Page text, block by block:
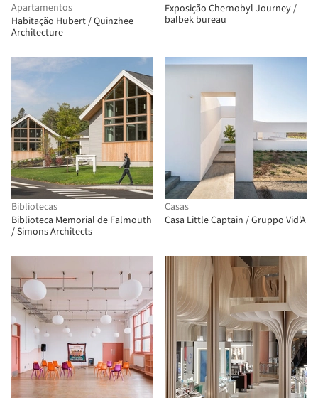
Apartamentos
Habitação Hubert / Quinzhee
Architecture
Exposição Chernobyl Journey /
balbek bureau
Bibliotecas
Biblioteca Memorial de Falmouth
/ Simons Architects
Casas
Casa Little Captain / Gruppo Vid'A